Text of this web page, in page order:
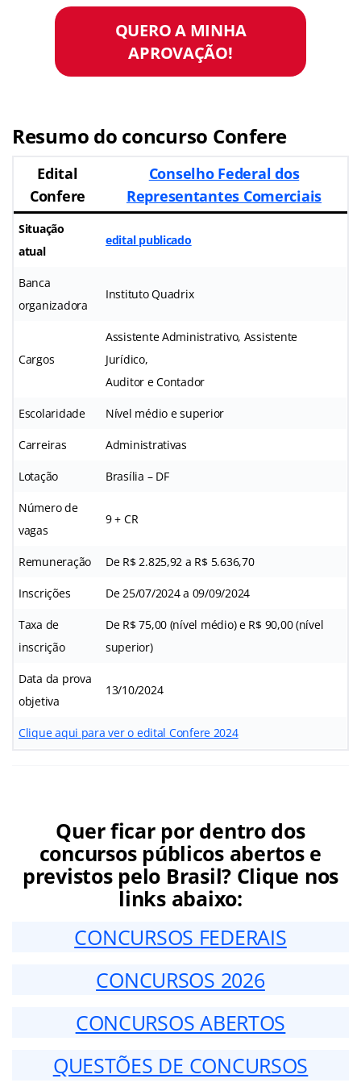
QUERO A MINHA
APROVAÇÃO!
Resumo do concurso Confere
Edital
Confere
Conselho Federal dos
Representantes Comerciais
Situação
atual
edital publicado
Banca
organizadora
Instituto Quadrix
Cargos
Assistente Administrativo, Assistente
Jurídico,
Auditor e Contador
Escolaridade Nível médio e superior
Carreiras Administrativas
Lotação Brasília – DF
Número de
vagas
9 + CR
Remuneração De R$ 2.825,92 a R$ 5.636,70
Inscrições De 25/07/2024 a 09/09/2024
Taxa de
inscrição
De R$ 75,00 (nível médio) e R$ 90,00 (nível
superior)
Data da prova
objetiva
13/10/2024
Clique aqui para ver o edital Confere 2024
Quer ficar por dentro dos
concursos públicos abertos e
previstos pelo Brasil? Clique nos
links abaixo:
CONCURSOS FEDERAIS
CONCURSOS 2026
CONCURSOS ABERTOS
QUESTÕES DE CONCURSOS